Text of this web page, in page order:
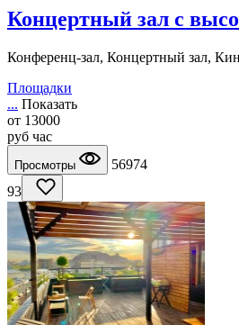
Концертный зал с
Конференц-зал, Концертный зал,
Площадки
... Показать
от 13000
руб час
Просмотры
56974
93